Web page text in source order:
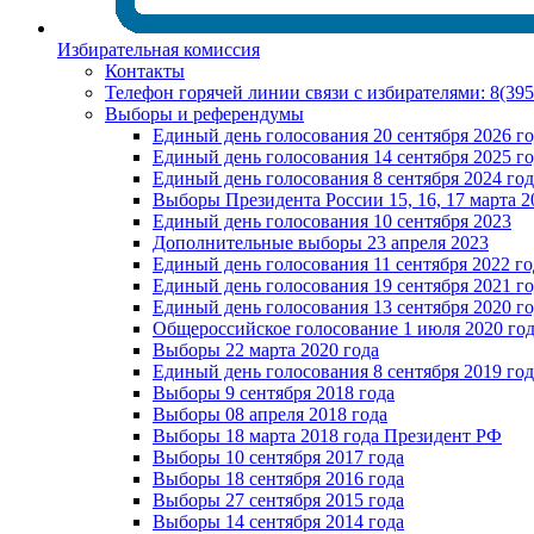
Избирательная комиссия
Контакты
Телефон горячей линии связи с избирателями:
Выборы и референдумы
Единый день голосования 20 сентября 2026
Единый день голосования 14 сентября 2025
Единый день голосования 8 сентября 2024
Выборы Президента России 15, 16, 17 марта
Единый день голосования 10 сентября 2023
Дополнительные выборы 23 апреля 2023
Единый день голосования 11 сентября 2022
Единый день голосования 19 сентября 2021
Единый день голосования 13 сентября 2020
Общероссийское голосование 1 июля 2020
Выборы 22 марта 2020 года
Единый день голосования 8 сентября 2019
Выборы 9 сентября 2018 года
Выборы 08 апреля 2018 года
Выборы 18 марта 2018 года Президент РФ
Выборы 10 сентября 2017 года
Выборы 18 сентября 2016 года
Выборы 27 сентября 2015 года
Выборы 14 сентября 2014 года